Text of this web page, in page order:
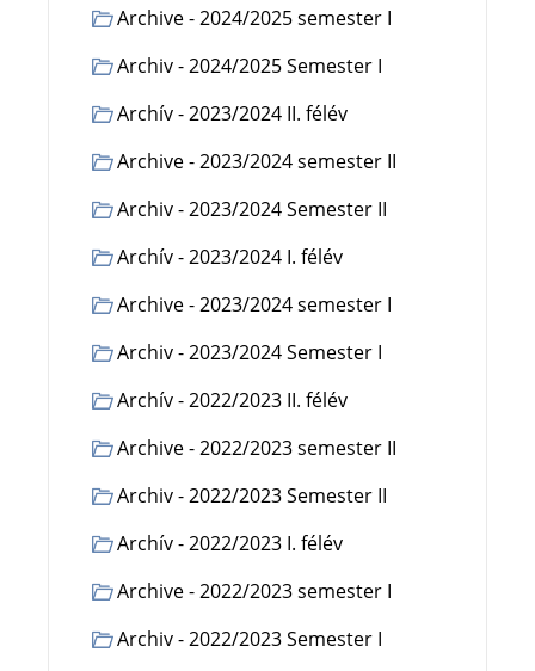
Archive - 2024/2025 semester I
Archiv - 2024/2025 Semester I
Archív - 2023/2024 II. félév
Archive - 2023/2024 semester II
Archiv - 2023/2024 Semester II
Archív - 2023/2024 I. félév
Archive - 2023/2024 semester I
Archiv - 2023/2024 Semester I
Archív - 2022/2023 II. félév
Archive - 2022/2023 semester II
Archiv - 2022/2023 Semester II
Archív - 2022/2023 I. félév
Archive - 2022/2023 semester I
Archiv - 2022/2023 Semester I